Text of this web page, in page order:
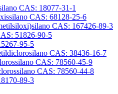
CAS: 18077-31-1
CAS: 68128-25-6
CAS: 167426-89-3
51826-90-5
95-5
CAS: 38436-16-7
CAS: 78560-45-9
CAS: 78560-44-8
89-3